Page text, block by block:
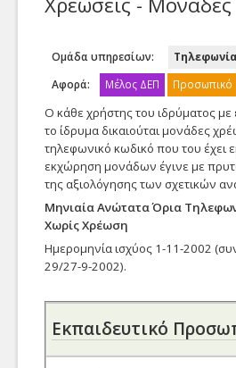
eΣυνεδρίαση
Web eΈγγραφα
Τηλεκπαιδεύσεις-
Τηλεδιάσκεψη
Video
Live Streaming
Γενικά
Δείτε όλα τα άρθρα της
γνωσιακής βάσης
ταξινομημένα ανά
υπηρεσία.
Βίντεο
Δείτε τα βίντεο της
ταξινομημένα ανά
υπηρεσία.
Γενική Αίτηση
Γενική αίτηση προς την
Υπηρεσία μας
Αίτηση Τηλεφωνίας
υπηρεσιών Τηλεφωνίας
του δικτύου της
Υπηρεσίας μας
Epikoinonia
Προσωπικό
Λίστα από τα στοιχεία
επικοινωνίας του
προσωπικού μας
Οι στόχοι μας
Ο στόχος της
Διεύθυνσης είναι η
Ομάδα υπηρεσίων:
Τηλεφωνία
Αφορά:
Μέλος ΔΕΠ Προσωπικό
Ο κάθε χρήστης του ιδρύματος με
το ίδρυμα δικαιούται μονάδες
τηλεφωνικό κωδικό που του έχει
εκχώρηση μονάδων έγινε με
της αξιολόγησης των σχετικών
Μηνιαία Ανώτατα Όρια
Χωρίς Χρέωση
Ημερομηνία ισχύος 1-11-2002
29/27-9-2002).
Εκπαιδευτικό